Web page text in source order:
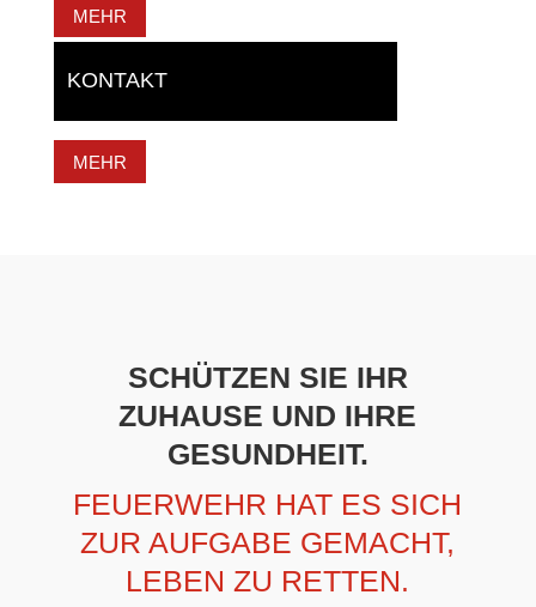
MEHR
KONTAKT
MEHR
SCHÜTZEN SIE IHR
ZUHAUSE UND IHRE
GESUNDHEIT.
FEUERWEHR HAT ES SICH
ZUR AUFGABE GEMACHT,
LEBEN ZU RETTEN.